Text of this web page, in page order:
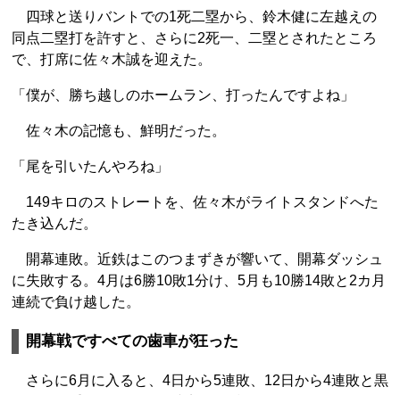
四球と送りバントでの1死二塁から、鈴木健に左越えの
同点二塁打を許すと、さらに2死一、二塁とされたところ
で、打席に佐々木誠を迎えた。
「僕が、勝ち越しのホームラン、打ったんですよね」
佐々木の記憶も、鮮明だった。
「尾を引いたんやろね」
149キロのストレートを、佐々木がライトスタンドへた
たき込んだ。
開幕連敗。近鉄はこのつまずきが響いて、開幕ダッシュ
に失敗する。4月は6勝10敗1分け、5月も10勝14敗と2カ月
連続で負け越した。
開幕戦ですべての歯車が狂った
さらに6月に入ると、4日から5連敗、12日から4連敗と黒